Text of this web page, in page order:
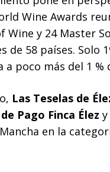
Wine Awards
Wine y 24 Master
de 58 países.
poco más del 1
Las Teselas de
Pago Finca Élez
en la